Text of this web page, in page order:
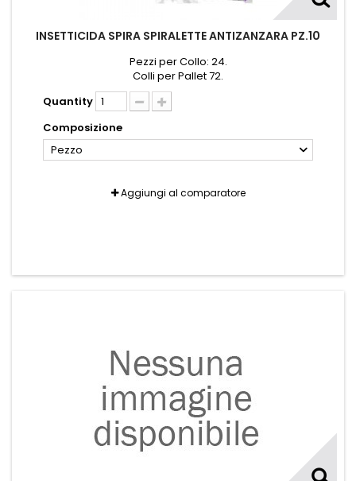
INSETTICIDA SPIRA SPIRALETTE ANTIZANZARA PZ.10
Pezzi per Collo: 24.
Colli per Pallet 72.
Quantity
Composizione
Pezzo
Aggiungi al comparatore